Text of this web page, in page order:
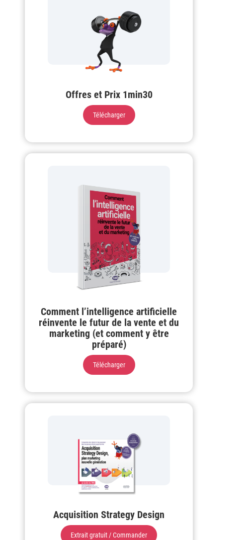
Offres et Prix 1min30
Télécharger
Comment l’intelligence artificielle
réinvente le futur de la vente et du
marketing (et comment y être
préparé)
Télécharger
Acquisition Strategy Design
Extrait gratuit / Commander